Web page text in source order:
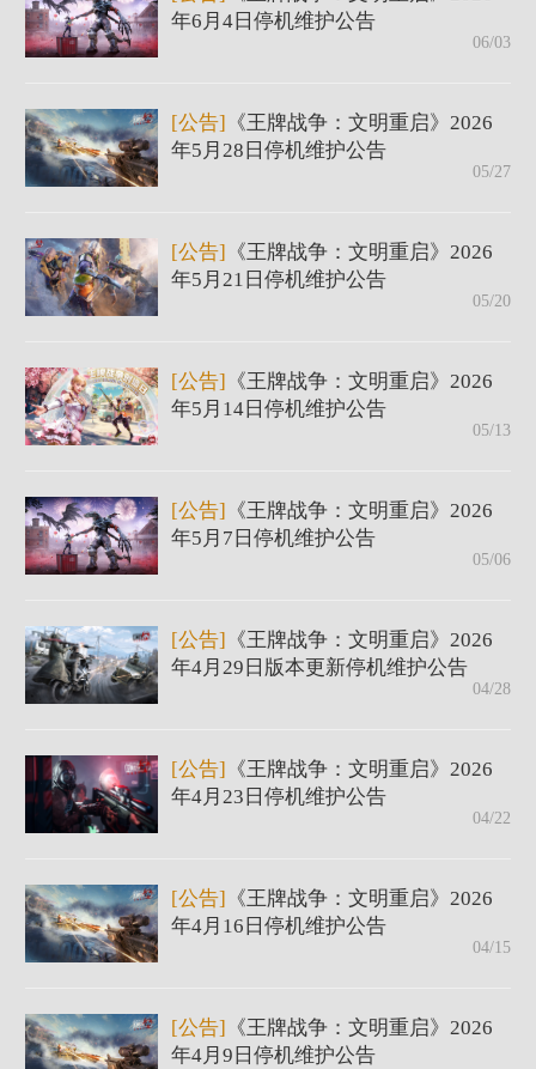
年6月4日停机维护公告
06/03
[公告] 《王牌战争：文明重启》2026
年5月28日停机维护公告
05/27
[公告] 《王牌战争：文明重启》2026
年5月21日停机维护公告
05/20
[公告] 《王牌战争：文明重启》2026
年5月14日停机维护公告
05/13
[公告] 《王牌战争：文明重启》2026
年5月7日停机维护公告
05/06
[公告]
《王牌战争：文明重启》2026
年4月29日版本更新停机维护公告
04/28
[公告]
《王牌战争：文明重启》2026
年4月23日停机维护公告
04/22
[公告]
《王牌战争：文明重启》2026
年4月16日停机维护公告
04/15
[公告]
《王牌战争：文明重启》2026
年4月9日停机维护公告